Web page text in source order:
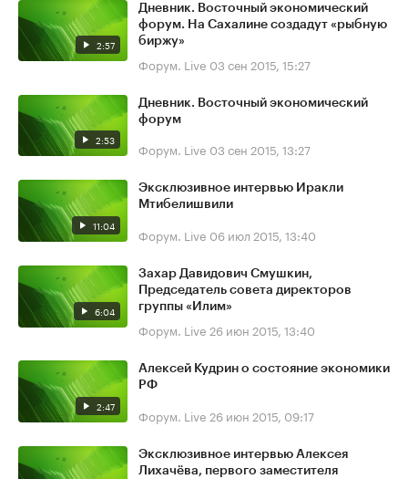
2:57
Дневник. Восточный экономический
форум. На Сахалине создадут «рыбную
биржу»
Форум. Live 03 сен 2015, 15:27
2:53
Дневник. Восточный экономический
форум
Форум. Live 03 сен 2015, 13:27
11:04
Эксклюзивное интервью Иракли
Мтибелишвили
Форум. Live 06 июл 2015, 13:40
6:04
Захар Давидович Смушкин,
Председатель совета директоров
группы «Илим»
Форум. Live 26 июн 2015, 13:40
2:47
Алексей Кудрин о состояние экономики
РФ
Форум. Live 26 июн 2015, 09:17
Эксклюзивное интервью Алексея
Лихачёва, первого заместителя